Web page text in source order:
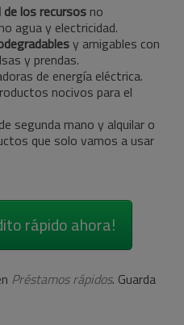
de los recursos no
agua y electricidad.
y amigables con
y prendas.
de energía eléctrica.
nocivos para el
segunda mano y alquilar o
que solo vamos a usar
rápido ahora!
Préstamos rápidos. Guarda